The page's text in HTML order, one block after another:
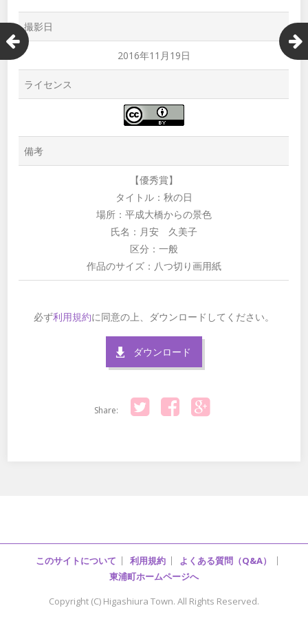
撮影日
2016年11月19日
ライセンス
備考
【優秀賞】
タイトル：秋の日
場所：平成大橋からの景色
氏名：月安 久美子
区分：一般
作品のサイズ：八つ切り画用紙
必ず利用規約に同意の上、ダウンロードしてください。
ダウンロード
Share:
このサイトについて 利用規約
よくある質問（Q&A）
東浦町ホームページへ
Copyright (C) Higashiura Town. All Rights Reserved.